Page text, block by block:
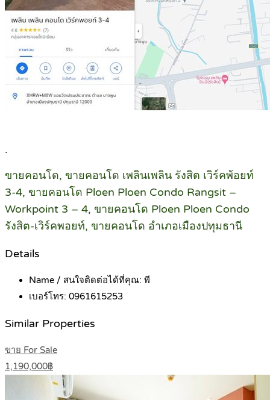
.
ขายคอนโด, ขายคอนโด เพลินเพลิน รังสิต เวิร์คพ้อยท์
3-4, ขายคอนโด Ploen Ploen Condo Rangsit –
Workpoint 3 – 4, ขายคอนโด Ploen Ploen Condo
รังสิต-เวิร์คพอยท์, ขายคอนโด อำเภอเมืองปทุมธานี
Details
Name / สนใจติดต่อได้ที่คุณ: พี
เบอร์โทร: 0961615253
Similar Properties
ขาย For Sale
1,190,000฿